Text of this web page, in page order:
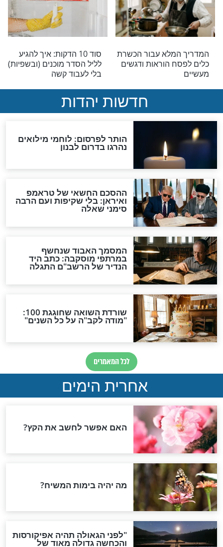
- הזמנים
"תזכו להציל משפחה
במסר אישי עבורכם
בליל הסדר
לכם בדיוק הלילה להכין את
עצמכם נכון
לפני הכל?
- מסר שנכון
הגעלת כלים לפסח
עבור הכשרת
הוראות ודגשים
פסח
לליל הסדר מוכנים (ובשפיות)
חדשות יהדות